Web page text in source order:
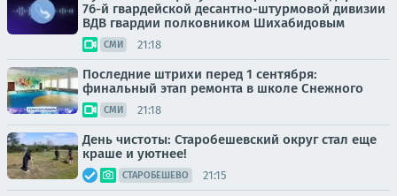
76-й гвардейской десантно-штурмовой дивизии
ВДВ гвардии полковником Шихабидовым
СМИ 21:18
Последние штрихи перед 1 сентября:
финальный этап ремонта в школе Снежного
СМИ 21:18
День чистоты: Старобешевский округ стал еще
краше и уютнее!
СТАРОБЕШЕВО 21:15